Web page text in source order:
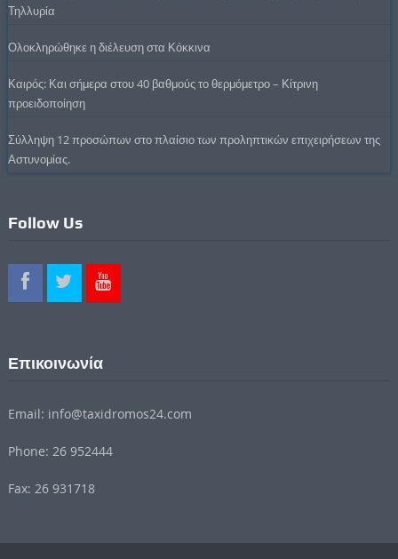
Τηλλυρία
Ολοκληρώθηκε η διέλευση στα Κόκκινα
Καιρός: Και σήμερα στου 40 βαθμούς το θερμόμετρο – Κίτρινη
προειδοποίηση
Σύλληψη 12 προσώπων στο πλαίσιο των προληπτικών επιχειρήσεων της
Αστυνομίας.
Follow Us
Επικοινωνία
Email: info@taxidromos24.com
Phone: 26 952444
Fax: 26 931718